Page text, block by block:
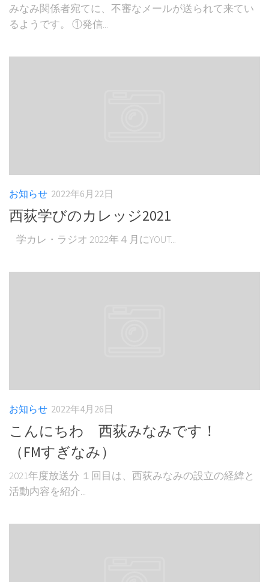
みなみ関係者宛てに、不審なメールが送られて来てい
るようです。 ①発信...
お知らせ 2022年6月22日
西荻学びのカレッジ2021
学カレ・ラジオ 2022年４月にYOUT...
お知らせ 2022年4月26日
こんにちわ 西荻みなみです！
（FMすぎなみ）
2021年度放送分 １回目は、西荻みなみの設立の経緯と
活動内容を紹介...